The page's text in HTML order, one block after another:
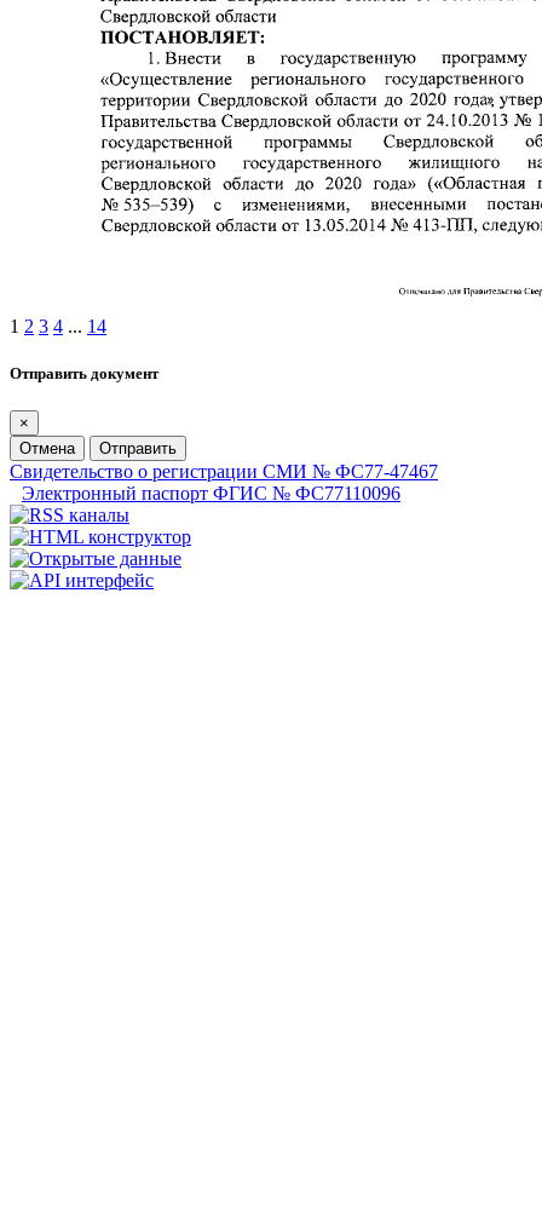
1 2 3 4 ... 14
Отправить документ
×
Отмена
Отправить
Свидетельство о регистрации СМИ № ФС77-47467
Электронный паспорт ФГИС № ФС77110096